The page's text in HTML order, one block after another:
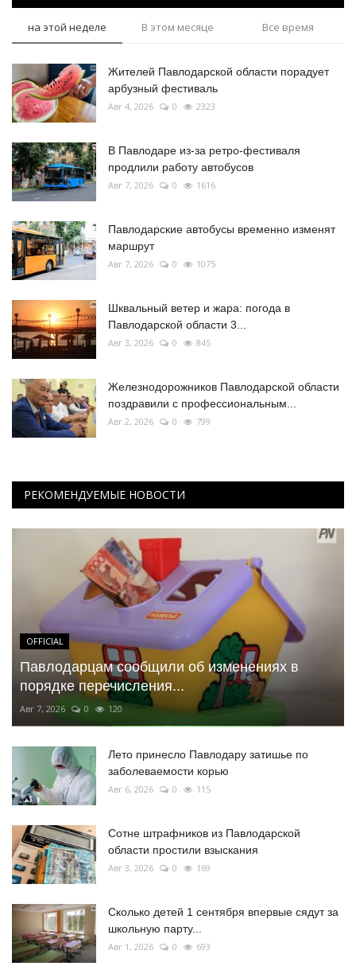
на этой неделе В этом месяце Все время
Жителей Павлодарской области порадует
арбузный фестиваль
Авг 4, 2026 0 2323
В Павлодаре из-за ретро-фестиваля
продлили работу автобусов
Авг 7, 2026 0 1616
Павлодарские автобусы временно изменят
маршрут
Авг 7, 2026 0 1075
Шквальный ветер и жара: погода в
Павлодарской области 3...
Авг 3, 2026 0 845
Железнодорожников Павлодарской области
поздравили с профессиональным...
Авг 2, 2026 0 799
РЕКОМЕНДУЕМЫЕ НОВОСТИ
OFFICIAL
Павлодарцам сообщили об изменениях в
порядке перечисления...
Авг 7, 2026 0 120
Лето принесло Павлодару затишье по
заболеваемости корью
Авг 6, 2026 0 115
Сотне штрафников из Павлодарской
области простили взыскания
Авг 3, 2026 0 169
Сколько детей 1 сентября впервые сядут за
школьную парту...
Авг 1, 2026 0 693